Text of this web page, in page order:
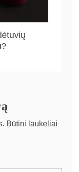
Būtini laukeliai